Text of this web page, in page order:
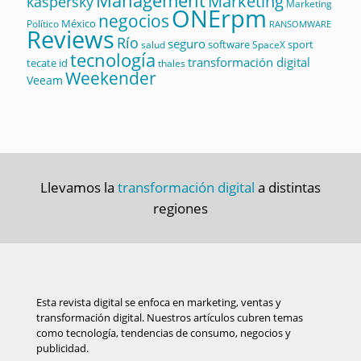
Marketing
Político México negociosONErpm RANSOMWARE
Reviews Río saludsegurosoftwareSpaceXsport
tecate id tecnología thalestransformación digital
Veeam Weekender
Llevamos la transformación digital a distintas
regiones
Esta revista digital se enfoca en marketing, ventas y
transformación digital. Nuestros artículos cubren temas
como tecnología, tendencias de consumo, negocios y
publicidad.